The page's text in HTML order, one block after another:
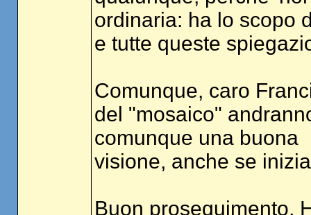
ordinaria: ha lo scopo
e tutte queste
Comunque, caro
del "mosaico"
comunque una buona
visione, anche se
Buon proseguimento,